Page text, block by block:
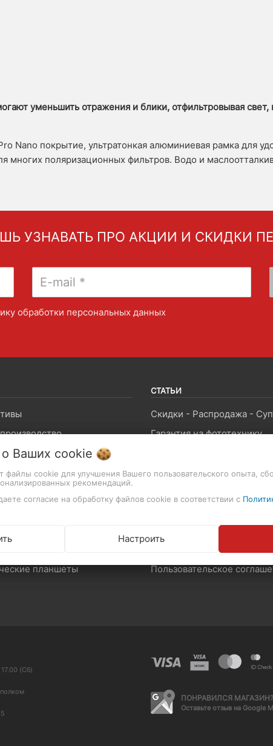
уменьшить отражения и блики, отфильтровывая
Nano покрытие, ультратонкая алюминиевая рамка для
многих поляризационных фильтров. Водо и
УЗНАВАТЬ ПРО АКЦИИ И СКИДКИ
обработки персональных данных
и лампы
и крепления
и звук
планшеты
СТАТЬИ
Гарантия на фототехнику
Договор публичной оферты
Пользовательское
(Сб)
ПОНРАВИЛСЯ МАГАЗИН?
Оставьте отзыв на Google
Ваших cookie
файлы cookie для улучшения Вашего пользовательского опыта,
рекомендаций.
согласие на обработку файлов cookie в соответствии с
Настроить